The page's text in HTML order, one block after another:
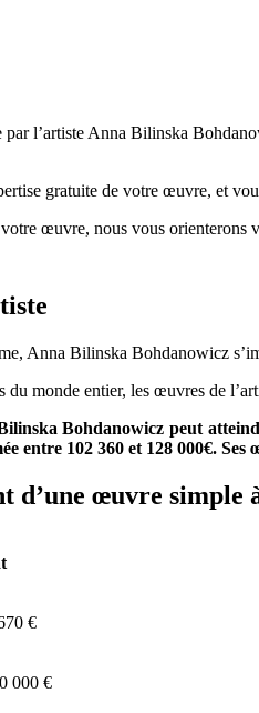
l’artiste Anna Bilinska
gratuite de votre œuvre, et
œuvre, nous vous
Anna Bilinska Bohdanowicz
du monde entier, les œuvres de
Bohdanowicz peut
entre 102 360 et 128 000€.
d’une œuvre simple
€
000 €